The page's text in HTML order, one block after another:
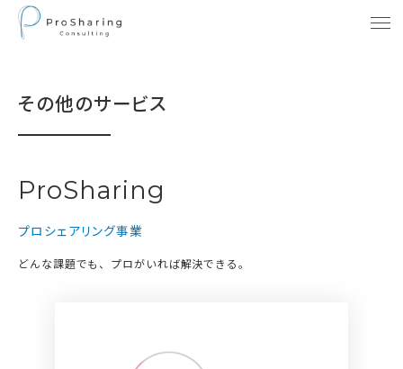
その他のサービス
ProSharing
プロシェアリング事業
どんな課題でも、プロがいれば解決できる。